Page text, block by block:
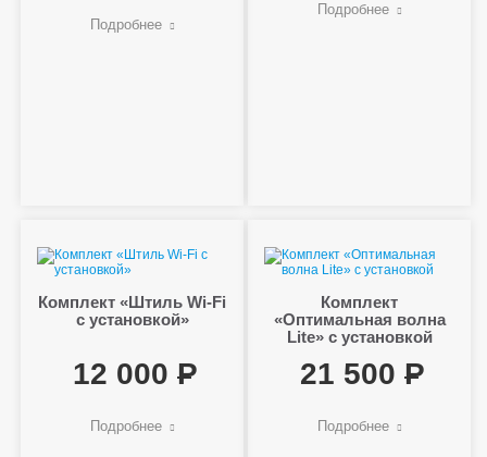
Подробнее
Подробнее
Комплект «Штиль Wi-Fi
с установкой»
12 000
Подробнее
Комплект
«Оптимальная волна
Lite» с установкой
21 500
Подробнее